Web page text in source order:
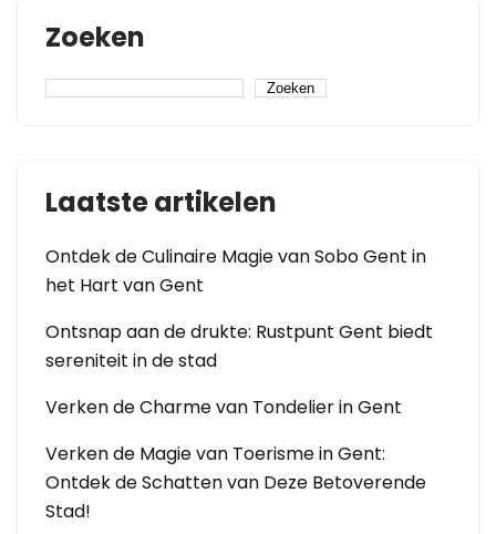
Zoeken
Zoeken
Laatste artikelen
Ontdek de Culinaire Magie van Sobo Gent in
het Hart van Gent
Ontsnap aan de drukte: Rustpunt Gent biedt
sereniteit in de stad
Verken de Charme van Tondelier in Gent
Verken de Magie van Toerisme in Gent:
Ontdek de Schatten van Deze Betoverende
Stad!